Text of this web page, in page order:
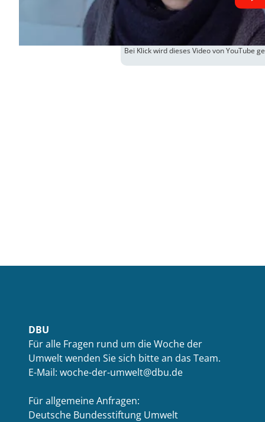
Bei Klick wird dieses Video von YouTube
DBU
Für alle Fragen rund um die Woche der
Umwelt wenden Sie sich bitte an das Team.
E-Mail: woche-der-umwelt@dbu.de
Für allgemeine Anfragen:
Deutsche Bundesstiftung Umwelt